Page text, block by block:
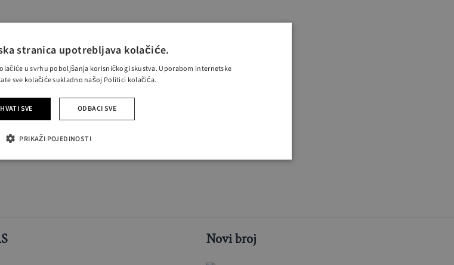
Novi broj
stranica upotrebljava kolačiće.
u svrhu poboljšanja korisničkog iskustva. Uporabom internetske
sve kolačiće sukladno našoj Politici kolačića.
SVE ODBACI SVE
PRIKAŽI POJEDINOSTI